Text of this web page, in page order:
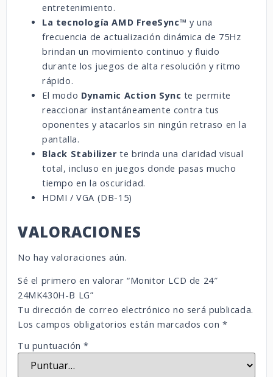
entretenimiento.
La tecnología AMD FreeSync™ y una
frecuencia de actualización dinámica de 75Hz
brindan un movimiento continuo y fluido
durante los juegos de alta resolución y ritmo
rápido.
El modo Dynamic Action Sync te permite
reaccionar instantáneamente contra tus
oponentes y atacarlos sin ningún retraso en la
pantalla.
Black Stabilizerte brinda una claridad visual
total, incluso en juegos donde pasas mucho
tiempo en la oscuridad.
HDMI / VGA (DB-15)
VALORACIONES
No hay valoraciones aún.
Sé el primero en valorar “Monitor LCD de 24″
24MK430H-B LG”
Tu dirección de correo electrónico no será publicada.
Los campos obligatorios están marcados con *
Tu puntuación*